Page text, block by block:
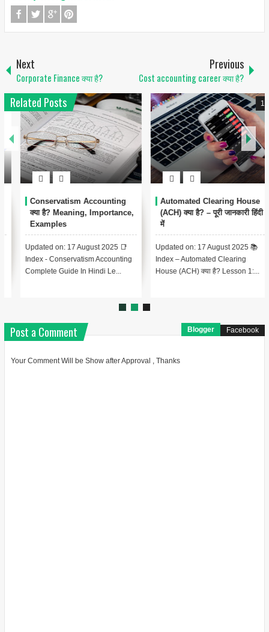
Next
Corporate Finance क्या है?
Previous
Cost accounting career क्या है?
Related Posts
Conservatism Accounting
क्या है? Meaning, Importance,
Examples
Updated on: 17 August 2025 📑
Index - Conservatism Accounting
Complete Guide In Hindi Le...
1
Automated Clearing House
(ACH) क्या है? – पूरी जानकारी हिंदी
Updated on: 17 August 2025 📚
Index – Automated Clearing
House (ACH) क्या है? Lesson 1:...
Post a Comment Blogger Facebook
Your Comment Will be Show after Approval , Thanks